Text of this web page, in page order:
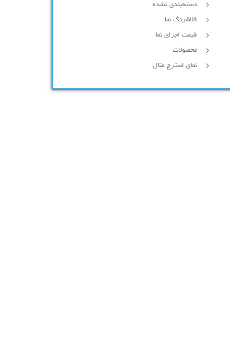
دسته‌بندی نشده
فلاشینگ نما
قیمت اجرای نما
محصولات
نمای استرچ متال